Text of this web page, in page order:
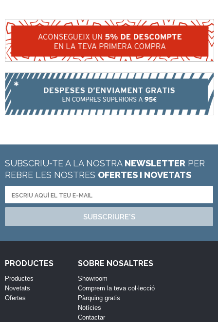
SUBSCRIU-TE A LA NOSTRA NEWSLETTER PER
REBRE LES NOSTRES OFERTES I NOVETATS
SUBSCRIURE'S
PRODUCTES
Productes
Novetats
Ofertes
SOBRE NOSALTRES
Showroom
Comprem la teva col·lecció
Pàrquing gratis
Notícies
Contactar